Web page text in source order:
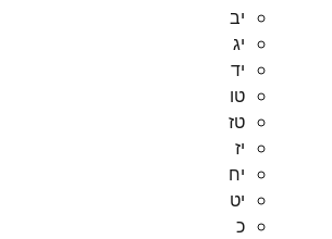
יב
יג
יד
טו
טז
יז
יח
יט
כ